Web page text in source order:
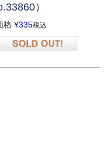
）
格 ¥335税込